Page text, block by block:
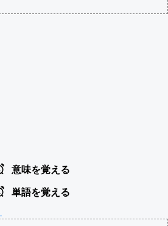
意味を覚える
単語を覚える